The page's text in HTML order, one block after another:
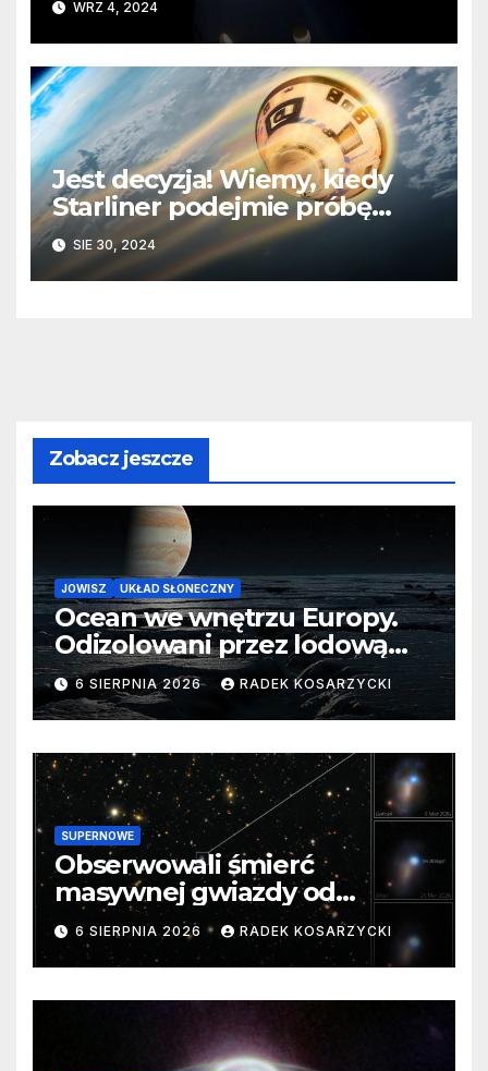
WRZ 4, 2024
Jest decyzja! Wiemy, kiedy
Starliner podejmie próbę
powrotu na Ziemię
SIE 30, 2024
Zobacz jeszcze
JOWISZ UKŁAD SŁONECZNY
Ocean we wnętrzu Europy.
Odizolowani przez lodową
barierę
6 SIERPNIA 2026 RADEK KOSARZYCKI
SUPERNOWE
Obserwowali śmierć
masywnej gwiazdy od
samego początku. Niezwykle
cenne dane
6 SIERPNIA 2026 RADEK KOSARZYCKI